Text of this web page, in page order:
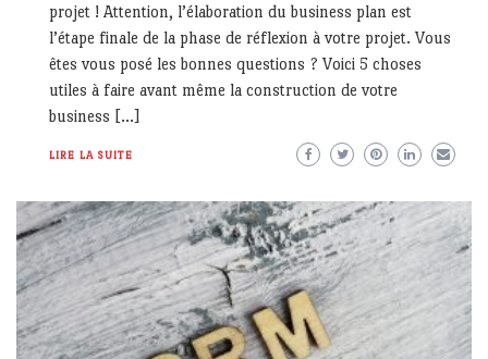
projet ! Attention, l’élaboration du business plan est
l’étape finale de la phase de réflexion à votre projet. Vous
êtes vous posé les bonnes questions ? Voici 5 choses
utiles à faire avant même la construction de votre
business […]
LIRE LA SUITE